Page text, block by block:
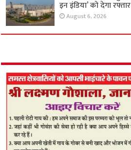
इन इंडिया’ को देगा रफ्तार
August 6, 2026